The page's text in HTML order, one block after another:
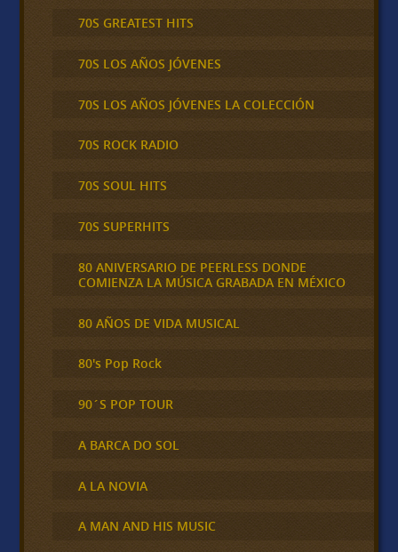
70S GREATEST HITS
70S LOS AÑOS JÓVENES
70S LOS AÑOS JÓVENES LA COLECCIÓN
70S ROCK RADIO
70S SOUL HITS
70S SUPERHITS
80 ANIVERSARIO DE PEERLESS DONDE
COMIENZA LA MÚSICA GRABADA EN MÉXICO
80 AÑOS DE VIDA MUSICAL
80's Pop Rock
90´S POP TOUR
A BARCA DO SOL
A LA NOVIA
A MAN AND HIS MUSIC